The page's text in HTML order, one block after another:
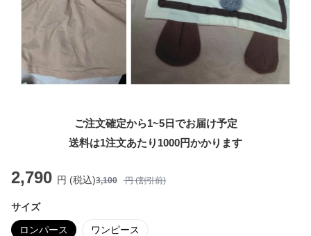
ご注文確定から1~5日でお届け予定
送料は1注文あたり 1000円かかります
2,790 円 (税込)3,100 円 (割引前)
サイズ
ロンパース ワンピース